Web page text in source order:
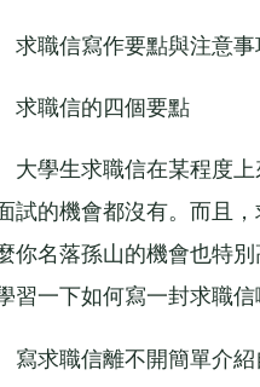
職信寫作要點與注意事
職信的四個要點
學生求職信在某程度上
試的機會都沒有。而且
你名落孫山的機會也特
習一下如何寫一封求職信
求職信離不開簡單介紹